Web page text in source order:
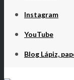
Instagram
YouTube
Blog Lápiz,